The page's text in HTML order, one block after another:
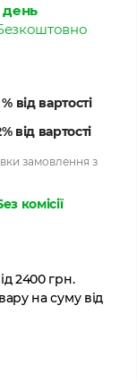
день
% від вартості
від вартості
замовлення з
комісії
2400 грн.
на суму від